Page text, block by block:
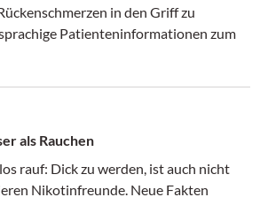
in den Griff zu
Patienteninformationen zum
als Rauchen
rauf: Dick zu werden, ist auch nicht
Nikotinfreunde. Neue Fakten